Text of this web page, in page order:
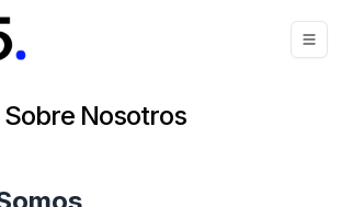
Sobre Nosotros